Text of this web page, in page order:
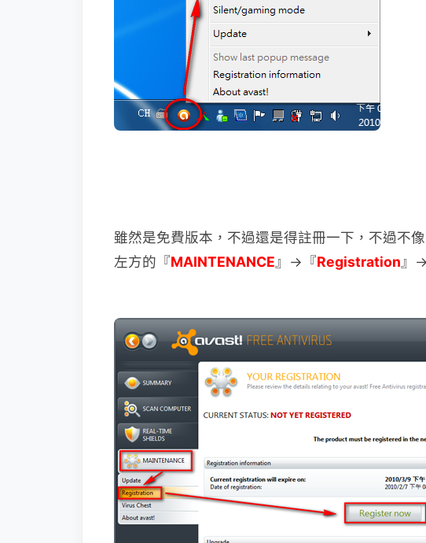
雖然是免費版本，不過還是得註冊一下，不過不
左方的『MAINTENANCE 』→『Registration 』